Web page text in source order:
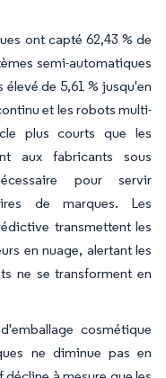
ont capté 62,43 % de
semi-automatiques
de 5,61 % jusqu'en
et les robots multi-
plus courts que les
aux fabricants sous
pour servir
de marques. Les
transmettent les
en nuage, alertant les
ne se transforment en
cosmétique
ne diminue pas en